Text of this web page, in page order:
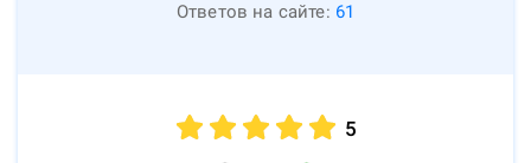
Ответов на сайте: 61
5